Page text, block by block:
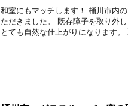
和室にもマッチします！ 桶川市内
ただきました。 既存障子を取り外
とても自然な仕上がりになります。